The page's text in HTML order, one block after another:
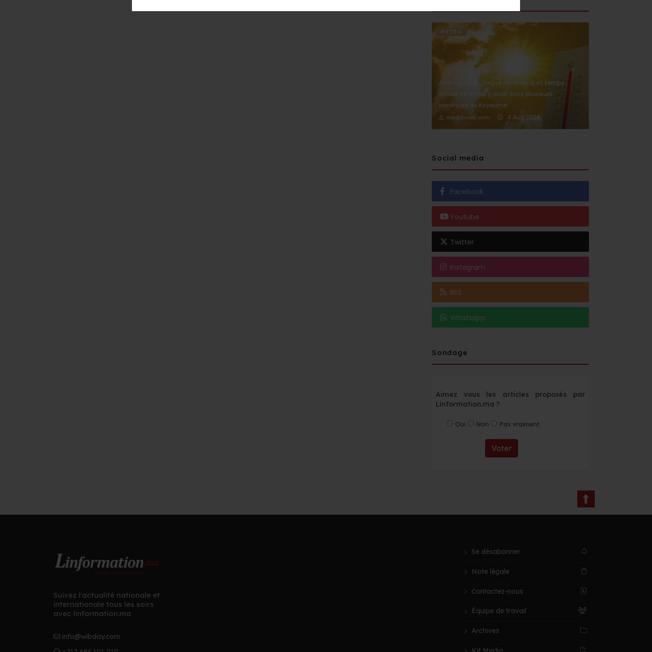
METÉO
Alerte Météo : Vague de chaleur et temps
chaud de mardi à jeudi dans plusieurs
provinces du Royaume
medi1news.com 4 Aug 2026
Social media
Facebook
Youtube
Twitter
Instagram
RSS
Whatsapp
Sondage
Aimez vous les articles proposés par
Linformation.ma ?
Oui Non Pas vraiment
Voter
Suivez l'actualité nationale et
internationale tous les soirs
avec linformation.ma
info@wibday.com
Se désabonner
Note légale
Contactez-nous
Équipe de travail
Archives